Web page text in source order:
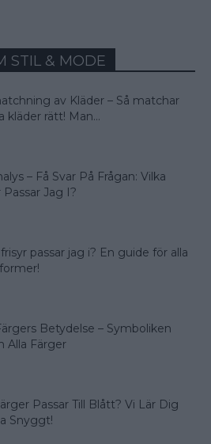
STIL & MODE
av Kläder – Så matchar
kläder rätt! Man...
– Få Svar På Frågan: Vilka
Passar Jag I?
passar jag i? En guide för alla
Betydelse – Symboliken
Alla Färger
Passar Till Blått? Vi Lär Dig
Snyggt!